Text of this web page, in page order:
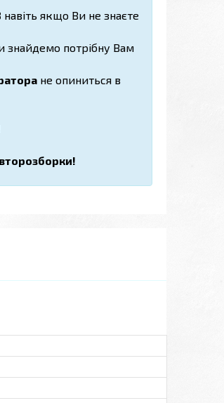
навіть якщо Ви не знаєте
знайдемо потрібну Вам
не опиниться в